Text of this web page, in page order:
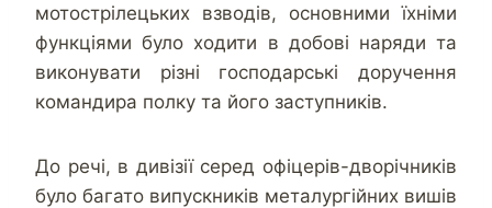
мотострілецьких взводів, основними їхніми
функціями було ходити в добові наряди та
виконувати різні господарські доручення
командира полку та його заступників.
До речі, в дивізії серед офіцерів-дворічників
було багато випускників металургійних вишів